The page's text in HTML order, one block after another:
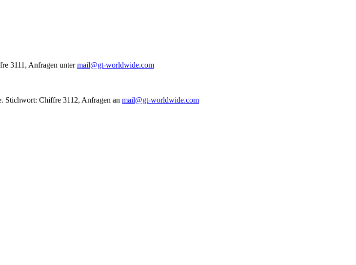
3111, Anfragen untermail@gt-worldwide.com
Stichwort: Chiffre 3112, Anfragen an mail@gt-worldwide.com